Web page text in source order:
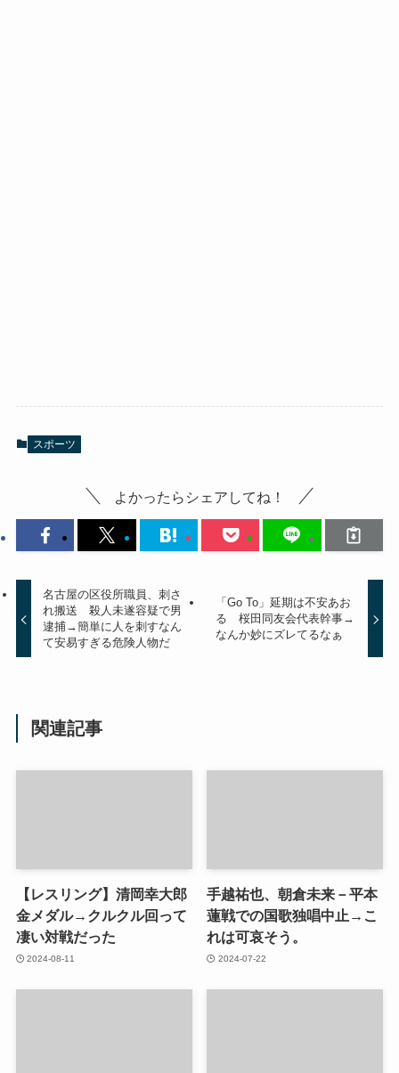
スポーツ
よかったらシェアしてね！
名古屋の区役所職員、刺さ
れ搬送 殺人未遂容疑で男
逮捕→簡単に人を刺すなん
て安易すぎる危険人物だ
「Go To」延期は不安あお
る 桜田同友会代表幹事→
なんか妙にズレてるなぁ
関連記事
【レスリング】清岡幸大郎
金メダル→クルクル回って
凄い対戦だった
2024-08-11
手越祐也、朝倉未来－平本
蓮戦での国歌独唱中止→こ
れは可哀そう。
2024-07-22